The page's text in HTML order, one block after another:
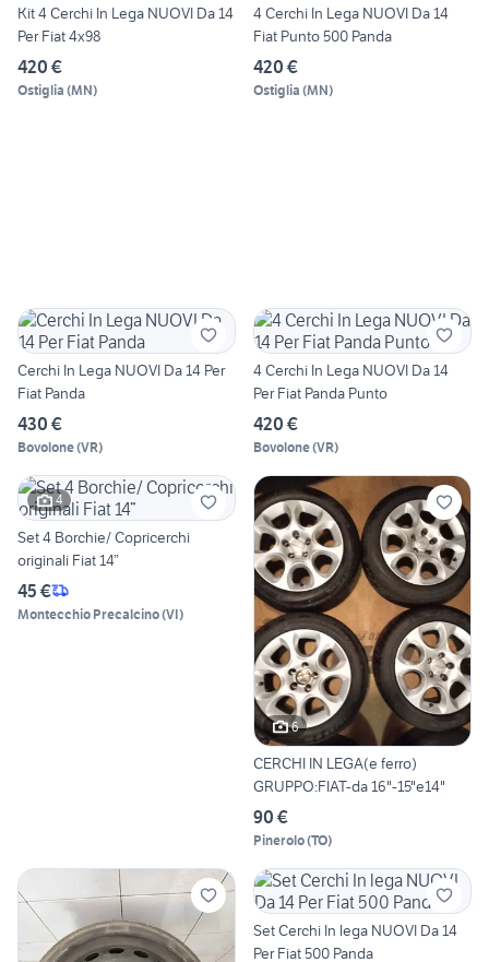
Kit 4 Cerchi In Lega NUOVI Da 14
Per Fiat 4x98
420 €
Ostiglia (MN)
4 Cerchi In Lega NUOVI Da 14
Fiat Punto 500 Panda
420 €
Ostiglia (MN)
Cerchi In Lega NUOVI Da 14 Per
Fiat Panda
430 €
Bovolone(VR)
4 Cerchi In Lega NUOVI Da 14
Per Fiat Panda Punto
420 €
Bovolone(VR)
4
Set 4 Borchie/ Copricerchi
originali Fiat 14”
45 €
Montecchio Precalcino(VI)
6
CERCHI IN LEGA(e ferro)
GRUPPO:FIAT-da 16"-15"e14"
90 €
Pinerolo(TO)
Set Cerchi In lega NUOVI Da 14
Per Fiat 500 Panda